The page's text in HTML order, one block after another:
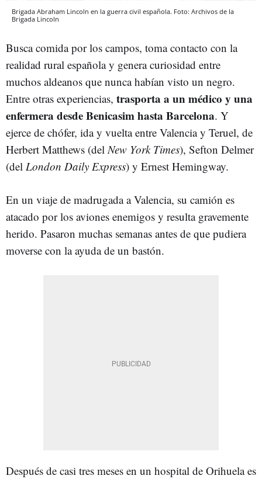
Brigada Abraham Lincoln en la guerra civil española. Foto: Archivos de la
Brigada Lincoln
Busca comida por los campos, toma contacto con la
realidad rural española y genera curiosidad entre
muchos aldeanos que nunca habían visto un negro.
Entre otras experiencias, trasporta a un médico y una
enfermera desde Benicasim hasta Barcelona. Y
ejerce de chófer, ida y vuelta entre Valencia y Teruel, de
Herbert Matthews (delNew York Times), Sefton Delmer
(del London Daily Express) y Ernest Hemingway.
En un viaje de madrugada a Valencia, su camión es
atacado por los aviones enemigos y resulta gravemente
herido. Pasaron muchas semanas antes de que pudiera
moverse con la ayuda de un bastón.
Después de casi tres meses en un hospital de Orihuela es